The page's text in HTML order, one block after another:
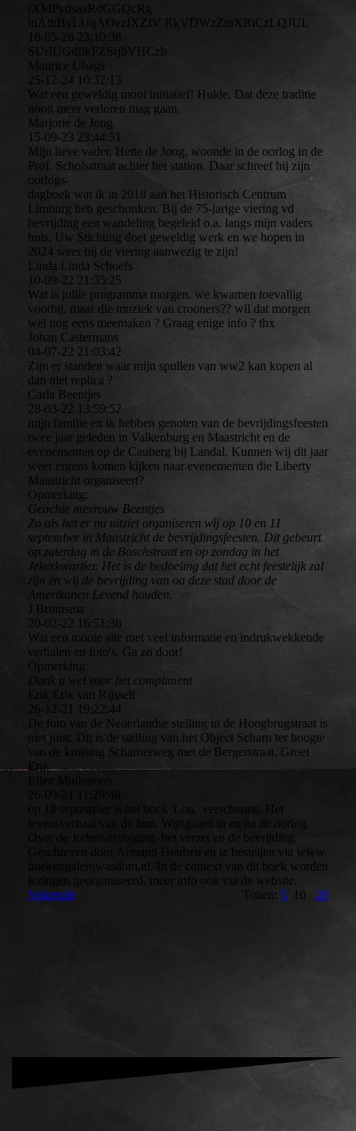
jXMPydsaaRdGGQcRg
lnAthHyLUqAOezIXZIV RkVDWzZtnXRiCzLQJUL
18-05-26
SUrIUGdftkFZSrjbVHCzb
Maurice Ubags
25-12-24 10:32:13
Wat een geweldig mooi initiatief! Hulde. Dat deze traditie
nooit meer verloren mag gaan.
Marjorie de Jong
15-09-23 23:44:51
Mijn lieve vader, Hette de Jong, woonde in de oorlog in de
Prof. Scholsstraat achter het station. Daar schreef hij zijn
oorlogs-
dagboek wat ik in 2018 aan het Historisch Centrum
Limburg heb geschonken. Bij de 75-jarige viering vd
bevrijding een wandeling begeleid o.a. langs mijn vaders
huis. Uw Stichting doet geweldig werk en we hopen in
2024 weer bij de viering aanwezig te zijn!
Linda Linda Schoefs
10-09-22 21:35:25
Wat is jullie programma morgen. we kwamen toevallig
voorbij, maar die muziek van crooners?? wil dat morgen
wel nog eens meemaken ? Graag enige info ? thx
Johan Castermans
04-07-22 21:03:42
Zijn er standen waar mijn spullen van ww2 kan kopen al
dan niet replica ?
Carla Beentjes
28-03-22 13:59:52
mijn familie en ik hebben genoten van de bevrijdingsfeesten
twee jaar geleden in Valkenburg en Maastricht en de
evenementen op de Cauberg bij Landal. Kunnen wij dit jaar
weer ergens komen kijken naar evenementen die Liberty
Maastricht organiseert?
Opmerking:
Geachte mevrouw Beentjes
Zo als het er nu uitziet organiseren wij op 10 en 11
september in Maastricht de bevrijdingsfeesten. Dit gebeurt
op zaterdag in de Boschstraat en op zondag in het
Jekerkwartier. Het is de bedoeling dat het echt feestelijk zal
zijn en wij de bevrijding van oa deze stad door de
Amerikanen Levend houden.
J Bruinsma
20-02-22 16:51:36
Wat een mooie site met veel informatie en indrukwekkende
verhalen en foto's. Ga zo door!
Opmerking:
Dank u wel voor het compliment
Erik Erik van Rijsselt
19:22:44
De foto van de Nederlandse stelling in de Hoogbrugstraat is
niet juist. Dit is de stelling van het Object Scharn ter hoogte
van de kruising Scharnerweg met de Bergerstraat. Groet
Erik
levensverhaal van de fam. Wijngaard in en na de oorlog.
Over de Jodenvervolging, het verzet en de bevrijding.
Geschreven door Armand Houben en te bestellen via www.
boekengalerijwasdom.nl. In de context van dit boek worden
lezingen georganiseerd, meer info ook via de website.
Volgende
Tonen: 5 10 20